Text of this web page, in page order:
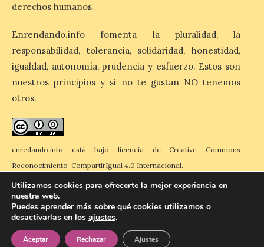
La I Feria de la Cerveza
Artesana de Astorga
arranca con una gran
acogida del público
alcalde de Astorga, José
Luis Nieto, que se acercó
hasta la feria acompañado
por el organizador de la iniciativa, Isaac
Cancillo Carro. Astorga, 8 de agosto de
2026. — La I Feria de […]
derechos humanos.
Enrendando.info fomenta la pluralidad, la
responsabilidad, tolerancia, solidaridad, honestidad,
igualdad, autonomía, prudencia y esfuerzo. Estos son
nuestros principios y si no te gustan NO tenemos
otros.
enredando.info está bajo licencia de Creative Commons
Reconocimiento-CompartirIgual 4.0 Internacional.
© 2026 Enredando Política de privacidad
Utilizamos cookies para ofrecerte la mejor experiencia en
nuestra web.
Puedes aprender más sobre qué cookies utilizamos o
desactivarlas en los ajustes.
Aceptar Rechazar Ajustes